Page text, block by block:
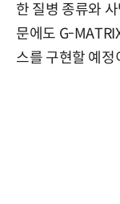
한 질병 종류와
문에도 G-
스를 구현할 예정